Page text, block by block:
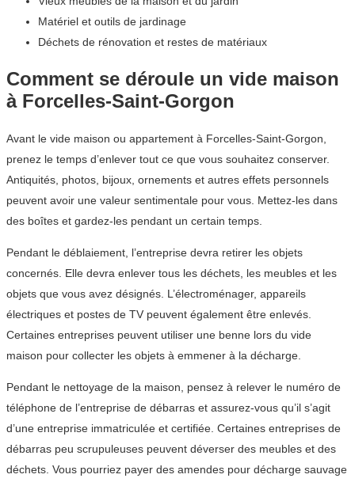
Matériel et outils de jardinage
Déchets de rénovation et restes de matériaux
Comment se déroule un vide maison
à Forcelles-Saint-Gorgon
Avant le vide maison ou appartement à Forcelles-Saint-Gorgon,
prenez le temps d’enlever tout ce que vous souhaitez conserver.
Antiquités, photos, bijoux, ornements et autres effets personnels
peuvent avoir une valeur sentimentale pour vous. Mettez-les dans
des boîtes et gardez-les pendant un certain temps.
Pendant le déblaiement, l’entreprise devra retirer les objets
concernés. Elle devra enlever tous les déchets, les meubles et les
objets que vous avez désignés. L’électroménager, appareils
électriques et postes de TV peuvent également être enlevés.
Certaines entreprises peuvent utiliser une benne lors du vide
maison pour collecter les objets à emmener à la décharge.
Pendant le nettoyage de la maison, pensez à relever le numéro de
téléphone de l’entreprise de débarras et assurez-vous qu’il s’agit
d’une entreprise immatriculée et certifiée. Certaines entreprises de
débarras peu scrupuleuses peuvent déverser des meubles et des
déchets. Vous pourriez payer des amendes pour décharge sauvage